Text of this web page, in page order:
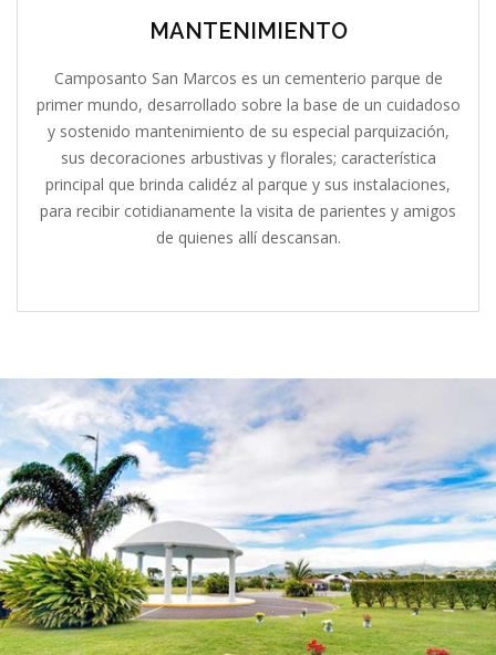
MANTENIMIENTO
Camposanto San Marcos es un cementerio parque de
primer mundo, desarrollado sobre la base de un cuidadoso
y sostenido mantenimiento de su especial parquización,
sus decoraciones arbustivas y florales; característica
principal que brinda calidéz al parque y sus instalaciones,
para recibir cotidianamente la visita de parientes y amigos
de quienes allí descansan.